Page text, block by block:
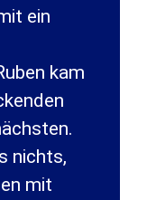
ein
kam
nichts,
mit